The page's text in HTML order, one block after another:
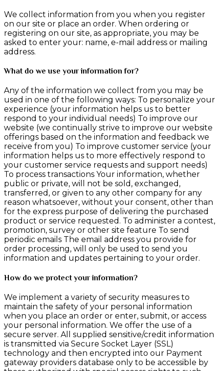
We collect information from you when you register
on our site or place an order. When ordering or
registering on our site, as appropriate, you may be
asked to enter your: name, e-mail address or mailing
address.
What do we use your information for?
Any of the information we collect from you may be
used in one of the following ways: To personalize your
experience (your information helps us to better
respond to your individual needs) To improve our
website (we continually strive to improve our website
offerings based on the information and feedback we
receive from you) To improve customer service (your
information helps us to more effectively respond to
your customer service requests and support needs)
To process transactions Your information, whether
public or private, will not be sold, exchanged,
transferred, or given to any other company for any
reason whatsoever, without your consent, other than
for the express purpose of delivering the purchased
product or service requested. To administer a contest,
promotion, survey or other site feature To send
periodic emails The email address you provide for
order processing, will only be used to send you
information and updates pertaining to your order.
How do we protect your information?
We implement a variety of security measures to
maintain the safety of your personal information
when you place an order or enter, submit, or access
your personal information. We offer the use of a
secure server. All supplied sensitive/credit information
is transmitted via Secure Socket Layer (SSL)
technology and then encrypted into our Payment
gateway providers database only to be accessible by